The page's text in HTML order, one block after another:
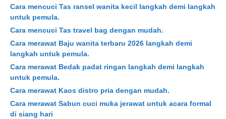
Cara mencuci Tas ransel wanita kecil langkah demi langkah
untuk pemula.
Cara mencuci Tas travel bag dengan mudah.
Cara merawat Baju wanita terbaru 2026 langkah demi
langkah untuk pemula.
Cara merawat Bedak padat ringan langkah demi langkah
untuk pemula.
Cara merawat Kaos distro pria dengan mudah.
Cara merawat Sabun cuci muka jerawat untuk acara formal
di siang hari